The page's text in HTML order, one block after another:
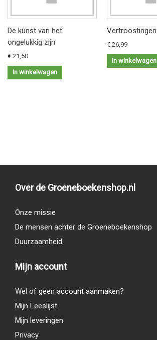
De kunst van het
ongelukkig zijn
€ 21,50
In winkelwagen
Vertroostingen
€ 26,99
In winkelwagen
Over de Groeneboekenshop.nl
Onze missie
De mensen achter de Groeneboekenshop
Duurzaamheid
Mijn account
Wel of geen account aanmaken?
Mijn Leeslijst
Mijn leveringen
Privacy